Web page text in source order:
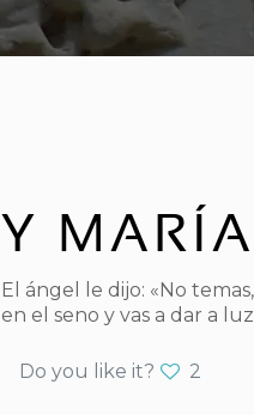
Y
El ángel le dijo: «No
en el seno y vas a dar a luz
Do you like it? 2